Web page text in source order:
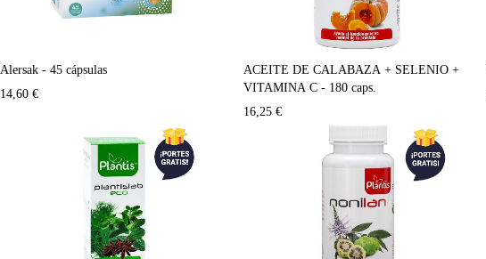
Alersak - 45 cápsulas
14,60 €
ACEITE DE CALABAZA + SELENIO +
VITAMINA C - 180 caps.
16,25 €